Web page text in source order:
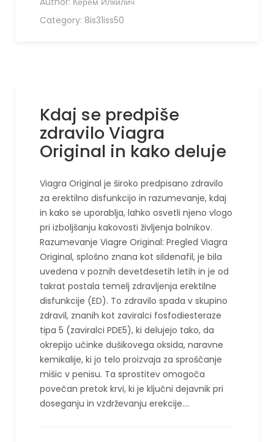
Category: 8is31iss50
Kdaj se predpiše
zdravilo Viagra
Original in kako deluje
Viagra Original je široko predpisano zdravilo
za erektilno disfunkcijo in razumevanje, kdaj
in kako se uporablja, lahko osvetli njeno vlogo
pri izboljšanju kakovosti življenja bolnikov.
Razumevanje Viagre Original: Pregled Viagra
Original, splošno znana kot sildenafil, je bila
uvedena v poznih devetdesetih letih in je od
takrat postala temelj zdravljenja erektilne
disfunkcije (ED). To zdravilo spada v skupino
zdravil, znanih kot zaviralci fosfodiesteraze
tipa 5 (zaviralci PDE5), ki delujejo tako, da
okrepijo učinke dušikovega oksida, naravne
kemikalije, ki jo telo proizvaja za sproščanje
mišic v penisu. Ta sprostitev omogoča
povečan pretok krvi, ki je ključni dejavnik pri
doseganju in vzdrževanju erekcije.…